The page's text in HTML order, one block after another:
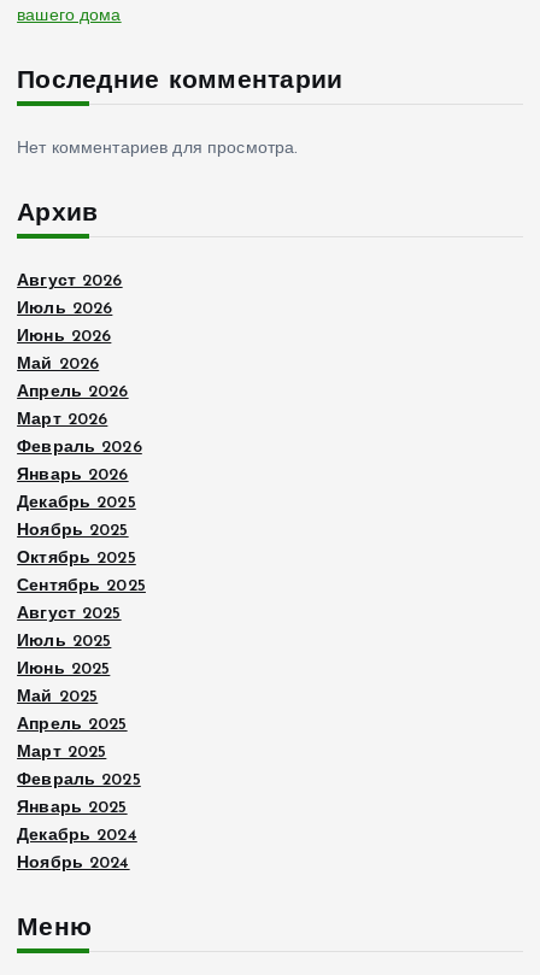
вашего дома
Последние комментарии
Нет комментариев для просмотра.
Архив
Август 2026
Июль 2026
Июнь 2026
Май 2026
Апрель 2026
Март 2026
Февраль 2026
Январь 2026
Декабрь 2025
Ноябрь 2025
Октябрь 2025
Сентябрь 2025
Август 2025
Июль 2025
Июнь 2025
Май 2025
Апрель 2025
Март 2025
Февраль 2025
Январь 2025
Декабрь 2024
Ноябрь 2024
Меню